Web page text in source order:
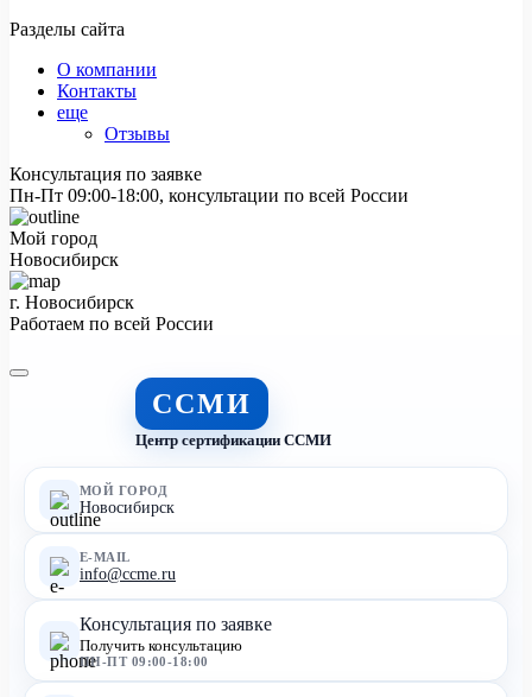
Разделы сайта
О компании
Контакты
еще
Отзывы
Консультация по заявке
Пн-Пт 09:00-18:00, консультации по всей России
Мой город
Новосибирск
г. Новосибирск
Работаем по всей России
ССМИ
Центр сертификации ССМИ
МОЙ ГОРОД
Новосибирск
E-MAIL
info@ccme.ru
Консультация по заявке
Получить консультацию
ПН-ПТ 09:00-18:00